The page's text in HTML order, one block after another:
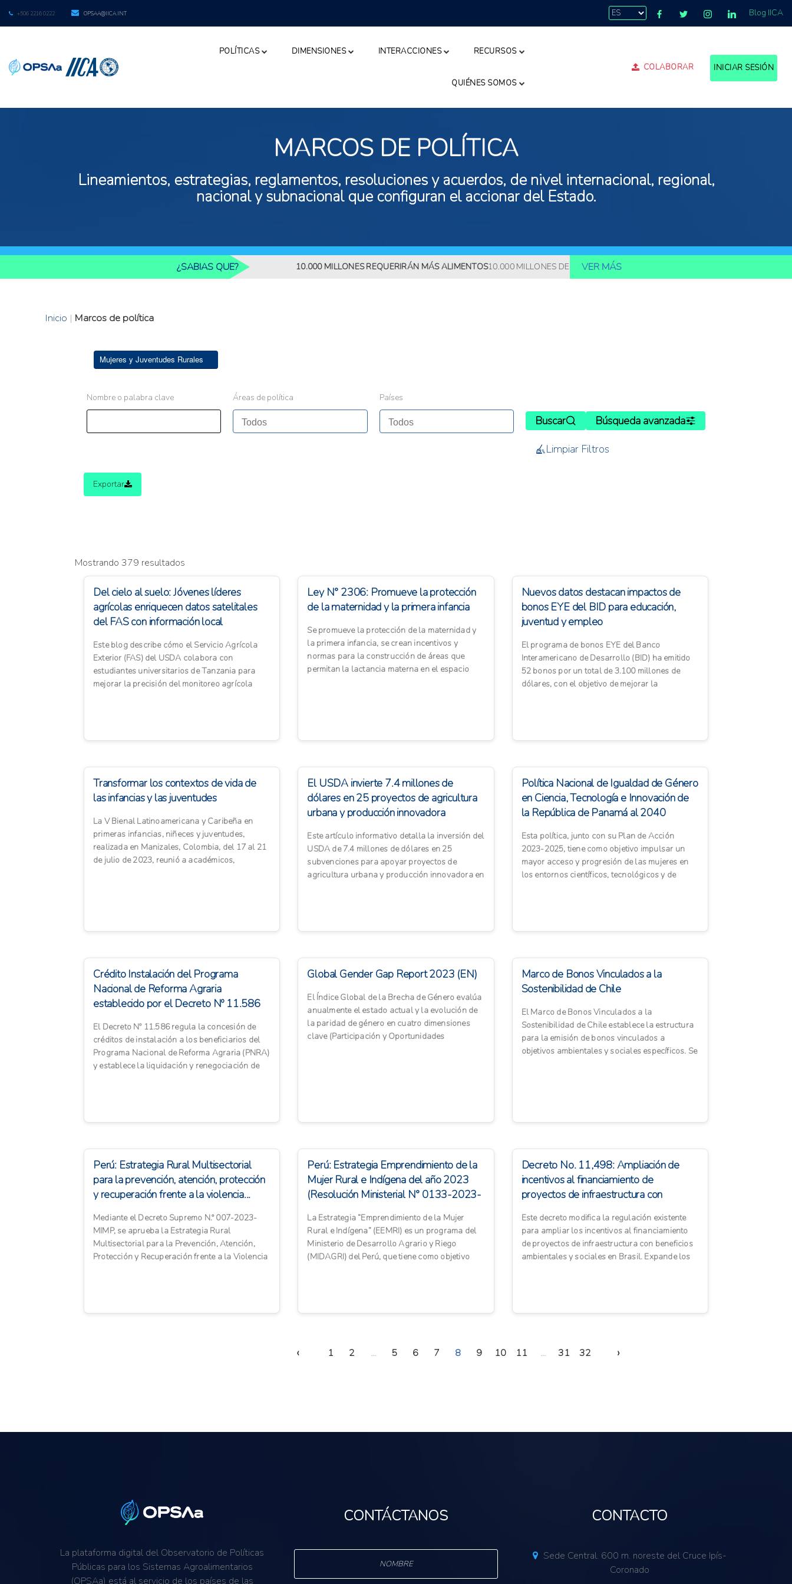
+506 2216 0222 OPSAA@IICA.INT Blog IICA
POLÍTICAS DIMENSIONES INTERACCIONES RECURSOS
QUIÉNES SOMOS
COLABORAR INICIAR SESIÓN
MARCOS DE POLÍTICA
Lineamientos, estrategias, reglamentos, resoluciones y acuerdos, de nivel internacional, regional,
nacional y subnacional que configuran el accionar del Estado.
¿SABIAS QUE? 10.000 MILLONES REQUERIRÁN MÁS ALIMENTOS10.000 MILLONES DE PERSONAS DEBERÁN SER ALIMENTADAS MEDIANTE
VER MÁS
Inicio | Marcos de política
Mujeres y Juventudes Rurales
Nombre o palabra clave Áreas de política Países
Buscar
Búsqueda avanzada
Limpiar Filtros
Exportar
Mostrando 379 resultados
Del cielo al suelo: Jóvenes líderes
agrícolas enriquecen datos satelitales
del FAS con información local
Este blog describe cómo el Servicio Agrícola
Exterior (FAS) del USDA colabora con
estudiantes universitarios de Tanzania para
mejorar la precisión del monitoreo agrícola
Ley N° 2306: Promueve la protección
de la maternidad y la primera infancia
Se promueve la protección de la maternidad y
la primera infancia, se crean incentivos y
normas para la construcción de áreas que
permitan la lactancia materna en el espacio
Nuevos datos destacan impactos de
bonos EYE del BID para educación,
juventud y empleo
El programa de bonos EYE del Banco
Interamericano de Desarrollo (BID) ha emitido
52 bonos por un total de 3.100 millones de
dólares, con el objetivo de mejorar la
Transformar los contextos de vida de
las infancias y las juventudes
La V Bienal Latinoamericana y Caribeña en
primeras infancias, niñeces y juventudes,
realizada en Manizales, Colombia, del 17 al 21
de julio de 2023, reunió a académicos,
El USDA invierte 7.4 millones de
dólares en 25 proyectos de agricultura
urbana y producción innovadora
Este artículo informativo detalla la inversión del
USDA de 7.4 millones de dólares en 25
subvenciones para apoyar proyectos de
agricultura urbana y producción innovadora en
Política Nacional de Igualdad de Género
en Ciencia, Tecnología e Innovación de
la República de Panamá al 2040
Esta política, junto con su Plan de Acción
2023-2025, tiene como objetivo impulsar un
mayor acceso y progresión de las mujeres en
los entornos científicos, tecnológicos y de
Crédito Instalación del Programa
Nacional de Reforma Agraria
establecido por el Decreto Nº 11.586
El Decreto Nº 11.586 regula la concesión de
créditos de instalación a los beneficiarios del
Programa Nacional de Reforma Agraria (PNRA)
y establece la liquidación y renegociación de
Global Gender Gap Report 2023 (EN)
El Índice Global de la Brecha de Género evalúa
anualmente el estado actual y la evolución de
la paridad de género en cuatro dimensiones
clave (Participación y Oportunidades
Marco de Bonos Vinculados a la
Sostenibilidad de Chile
El Marco de Bonos Vinculados a la
Sostenibilidad de Chile establece la estructura
para la emisión de bonos vinculados a
objetivos ambientales y sociales específicos. Se
Perú: Estrategia Rural Multisectorial
para la prevención, atención, protección
y recuperación frente a la violencia...
Mediante el Decreto Supremo N.° 007-2023-
MIMP, se aprueba la Estrategia Rural
Multisectorial para la Prevención, Atención,
Protección y Recuperación frente a la Violencia
Perú: Estrategia Emprendimiento de la
Mujer Rural e Indígena del año 2023
(Resolución Ministerial N° 0133-2023-
La Estrategia “Emprendimiento de la Mujer
Rural e Indígena” (EEMRI) es un programa del
Ministerio de Desarrollo Agrario y Riego
(MIDAGRI) del Perú, que tiene como objetivo
Decreto No. 11,498: Ampliación de
incentivos al financiamiento de
proyectos de infraestructura con
Este decreto modifica la regulación existente
para ampliar los incentivos al financiamiento
de proyectos de infraestructura con beneficios
ambientales y sociales en Brasil. Expande los
‹ 1 2 ... 5 6 7 8 9 10 11 ... 31 32 ›
La plataforma digital del Observatorio de Políticas
Públicas para los Sistemas Agroalimentarios
(OPSAa) está al servicio de los países de las
CONTÁCTANOS CONTACTO
Sede Central. 600 m. noreste del Cruce Ipís-
Coronado